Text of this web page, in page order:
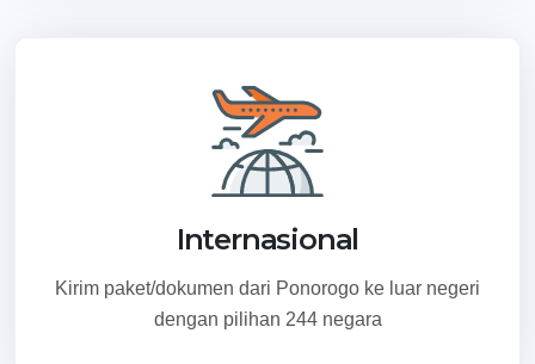
Internasional
Kirim paket/dokumen dari Ponorogo ke luar negeri
dengan pilihan 244 negara